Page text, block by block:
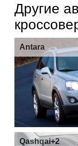
Другие
Antara
Qashqai+2